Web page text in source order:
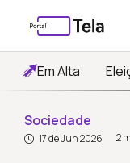
Em Alta
Sociedade
17 de Jun 2026 2